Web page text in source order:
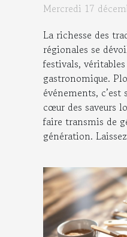
Mercredi 17
La richesse des
régionales se
festivals,
gastronomique.
événements, c’est
cœur des saveurs
faire transmis de
génération.